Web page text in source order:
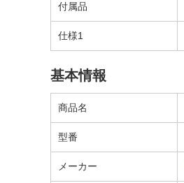
付属品
仕様1
基本情報
商品名
型番
メーカー